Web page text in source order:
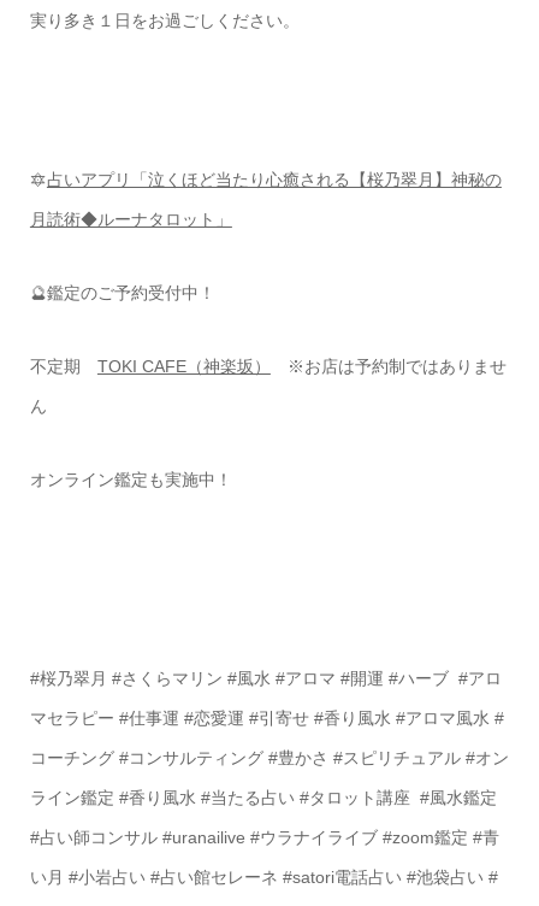
実り多き１日をお過ごしください。
🔯占いアプリ「泣くほど当たり心癒される【桜乃翠月】神秘の
月読術◆ルーナタロット」
🔮鑑定のご予約受付中！
不定期 TOKI CAFE（神楽坂） ※お店は予約制ではありませ
ん
オンライン鑑定も実施中！
#桜乃翠月 #さくらマリン #風水 #アロマ #開運 #ハーブ #アロ
マセラピー #仕事運 #恋愛運 #引寄せ #香り風水 #アロマ風水 #
コーチング #コンサルティング #豊かさ #スピリチュアル #オン
ライン鑑定 #香り風水 #当たる占い #タロット講座 #風水鑑定
#占い師コンサル #uranailive #ウラナイライブ #zoom鑑定 #青
い月 #小岩占い #占い館セレーネ #satori電話占い #池袋占い #